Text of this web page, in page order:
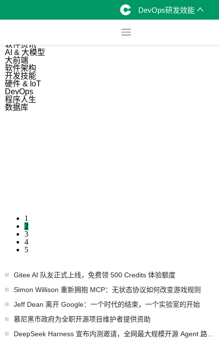
DevOps研发效能
软件资讯
AI & 大模型
大前端
软件架构
开发技能
硬件 & IoT
DevOps
程序人生
数据库
1
2
3
4
5
Gitee AI 队友正式上线，免费领 500 Credits 体验额度
Simon Willison 重新拥抱 MCP：无状态协议如何改变游戏规则
Jeff Dean 离开 Google：一个时代的结束，一个实验室的开始
慕尼黑市政府为全职开源项目维护者提供资助